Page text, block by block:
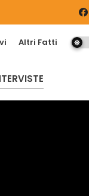
Altri Fatti